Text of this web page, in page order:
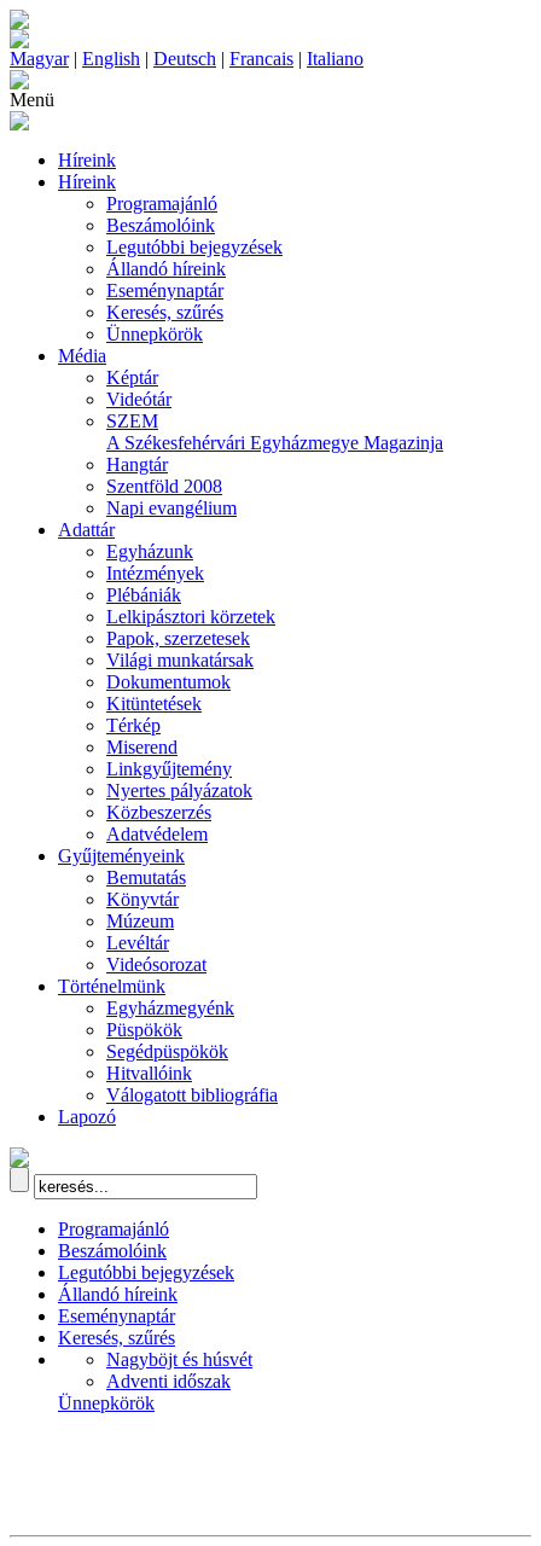
Magyar| English | Deutsch | Francais | Italiano
Menü
Híreink
Híreink
Programajánló
Beszámolóink
Legutóbbi bejegyzések
Állandó híreink
Eseménynaptár
Keresés, szűrés
Ünnepkörök
Média
Képtár
Videótár
SZEM
A Székesfehérvári Egyházmegye Magazinja
Hangtár
Szentföld 2008
Napi evangélium
Adattár
Egyházunk
Intézmények
Plébániák
Lelkipásztori körzetek
Papok, szerzetesek
Világi munkatársak
Dokumentumok
Kitüntetések
Térkép
Miserend
Linkgyűjtemény
Nyertes pályázatok
Közbeszerzés
Adatvédelem
Gyűjteményeink
Bemutatás
Könyvtár
Múzeum
Levéltár
Videósorozat
Történelmünk
Egyházmegyénk
Püspökök
Segédpüspökök
Hitvallóink
Válogatott bibliográfia
Lapozó
Programajánló
Beszámolóink
Legutóbbi bejegyzések
Állandó híreink
Eseménynaptár
Keresés, szűrés
Nagyböjt és húsvét
Adventi időszak
Ünnepkörök